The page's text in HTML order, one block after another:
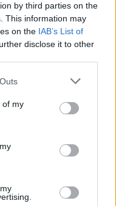
by third parties on the
This information may
on the IAB’s List of
disclose it to other
of my
estrangeiro e
do crescimento da
propõe parceria com a
sobre comércio
VIDEOS